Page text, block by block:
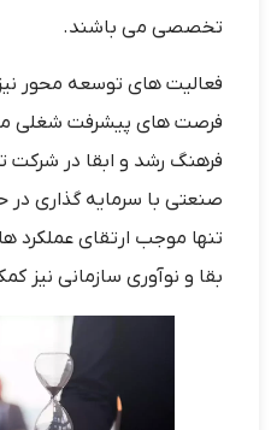
تخصصی می ‌باشند.
فعالیت ‌های توسعه محور
فرصت‌ های پیشرفت شغلی
فرهنگ رشد و ابقا در
صنعتی با سرمایه‌ گذاری در
تنها موجب ارتقای عملکرد
بقا و نوآوری سازمانی نیز